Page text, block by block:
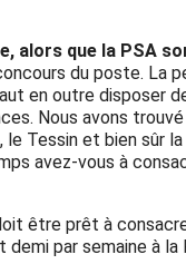
alors que la PSA
du poste. La
en outre
Nous avons
Tessin et bien sûr
avez-vous à
être prêt à
par semaine à la